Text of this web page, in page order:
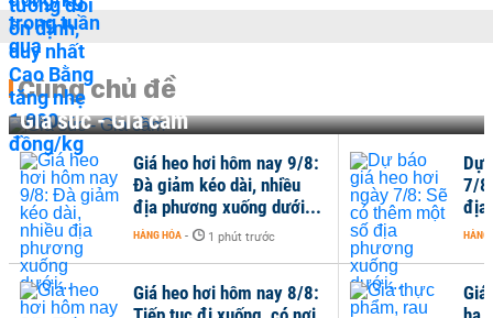
Cùng chủ đề
Gia súc - Gia cầm
Giá heo hơi hôm nay 9/8:
Đà giảm kéo dài, nhiều
địa phương xuống dưới...
HÀNG HÓA - 1 phút trước
Giá heo hơi hôm nay 8/8:
Dự
7/
địa
HÀNG
Giá